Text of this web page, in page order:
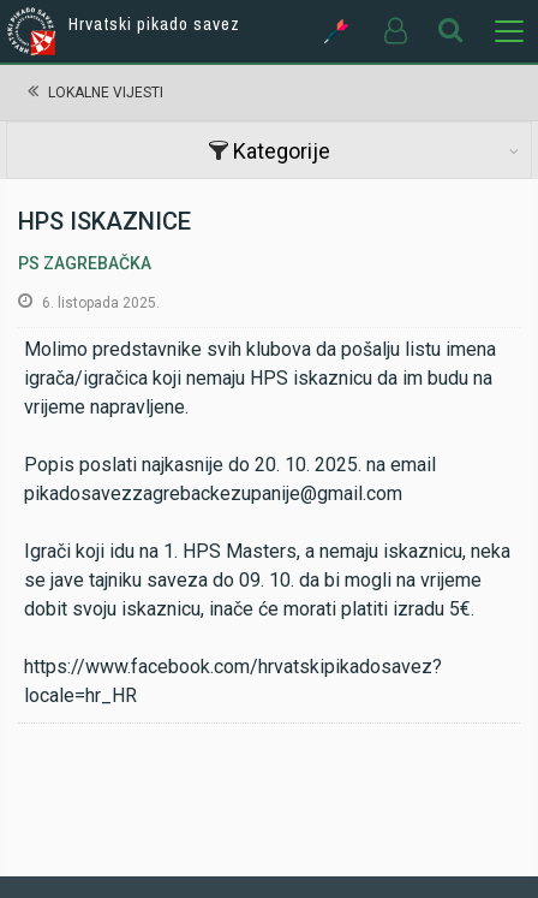
Hrvatski pikado savez
LOKALNE VIJESTI
Kategorije
HPS ISKAZNICE
PS ZAGREBAČKA
6. listopada 2025.
Molimo predstavnike svih klubova da pošalju listu imena
igrača/igračica koji nemaju HPS iskaznicu da im budu na
vrijeme napravljene.
Popis poslati najkasnije do 20. 10. 2025. na email
pikadosavezzagrebackezupanije@gmail.com
Igrači koji idu na 1. HPS Masters, a nemaju iskaznicu, neka
se jave tajniku saveza do 09. 10. da bi mogli na vrijeme
dobit svoju iskaznicu, inače će morati platiti izradu 5€.
https://www.facebook.com/hrvatskipikadosavez?
locale=hr_HR